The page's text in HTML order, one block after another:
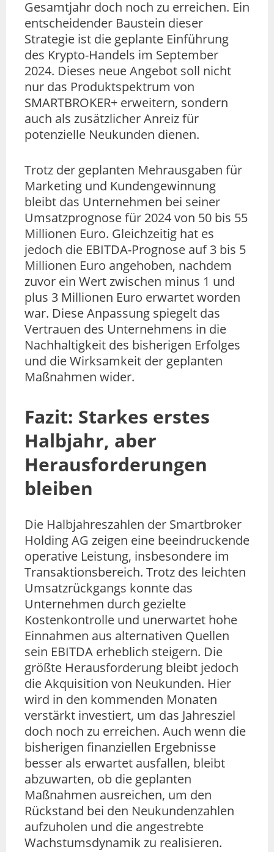
Gesamtjahr doch noch zu erreichen. Ein
entscheidender Baustein dieser
Strategie ist die geplante Einführung
des Krypto-Handels im September
2024. Dieses neue Angebot soll nicht
nur das Produktspektrum von
SMARTBROKER+ erweitern, sondern
auch als zusätzlicher Anreiz für
potenzielle Neukunden dienen.
Trotz der geplanten Mehrausgaben für
Marketing und Kundengewinnung
bleibt das Unternehmen bei seiner
Umsatzprognose für 2024 von 50 bis 55
Millionen Euro. Gleichzeitig hat es
jedoch die EBITDA-Prognose auf 3 bis 5
Millionen Euro angehoben, nachdem
zuvor ein Wert zwischen minus 1 und
plus 3 Millionen Euro erwartet worden
war. Diese Anpassung spiegelt das
Vertrauen des Unternehmens in die
Nachhaltigkeit des bisherigen Erfolges
und die Wirksamkeit der geplanten
Maßnahmen wider.
Fazit: Starkes erstes
Halbjahr, aber
Herausforderungen
bleiben
Die Halbjahreszahlen der Smartbroker
Holding AG zeigen eine beeindruckende
operative Leistung, insbesondere im
Transaktionsbereich. Trotz des leichten
Umsatzrückgangs konnte das
Unternehmen durch gezielte
Kostenkontrolle und unerwartet hohe
Einnahmen aus alternativen Quellen
sein EBITDA erheblich steigern. Die
größte Herausforderung bleibt jedoch
die Akquisition von Neukunden. Hier
wird in den kommenden Monaten
verstärkt investiert, um das Jahresziel
doch noch zu erreichen. Auch wenn die
bisherigen finanziellen Ergebnisse
besser als erwartet ausfallen, bleibt
abzuwarten, ob die geplanten
Maßnahmen ausreichen, um den
Rückstand bei den Neukundenzahlen
aufzuholen und die angestrebte
Wachstumsdynamik zu realisieren.